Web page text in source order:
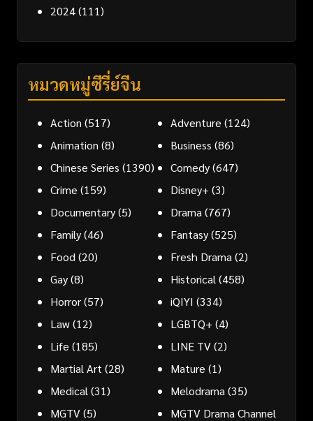
2024(111)
หมวดหมู่ซีรี่ย์จีน
Action (517) Adventure (124)
Animation (8) Business (86)
Chinese Series (1390) Comedy(647)
Crime (159) Disney+ (3)
Documentary(5) Drama (767)
Family(46) Fantasy(525)
Food (20) Fresh Drama (2)
Gay(8) Historical (458)
Horror(57) iQIYI (334)
Law(12) LGBTQ+ (4)
Life (185) LINE TV(2)
Martial Art (28) Mature (1)
Medical (31) Melodrama (35)
MGTV(5)
MGTV Drama Channel